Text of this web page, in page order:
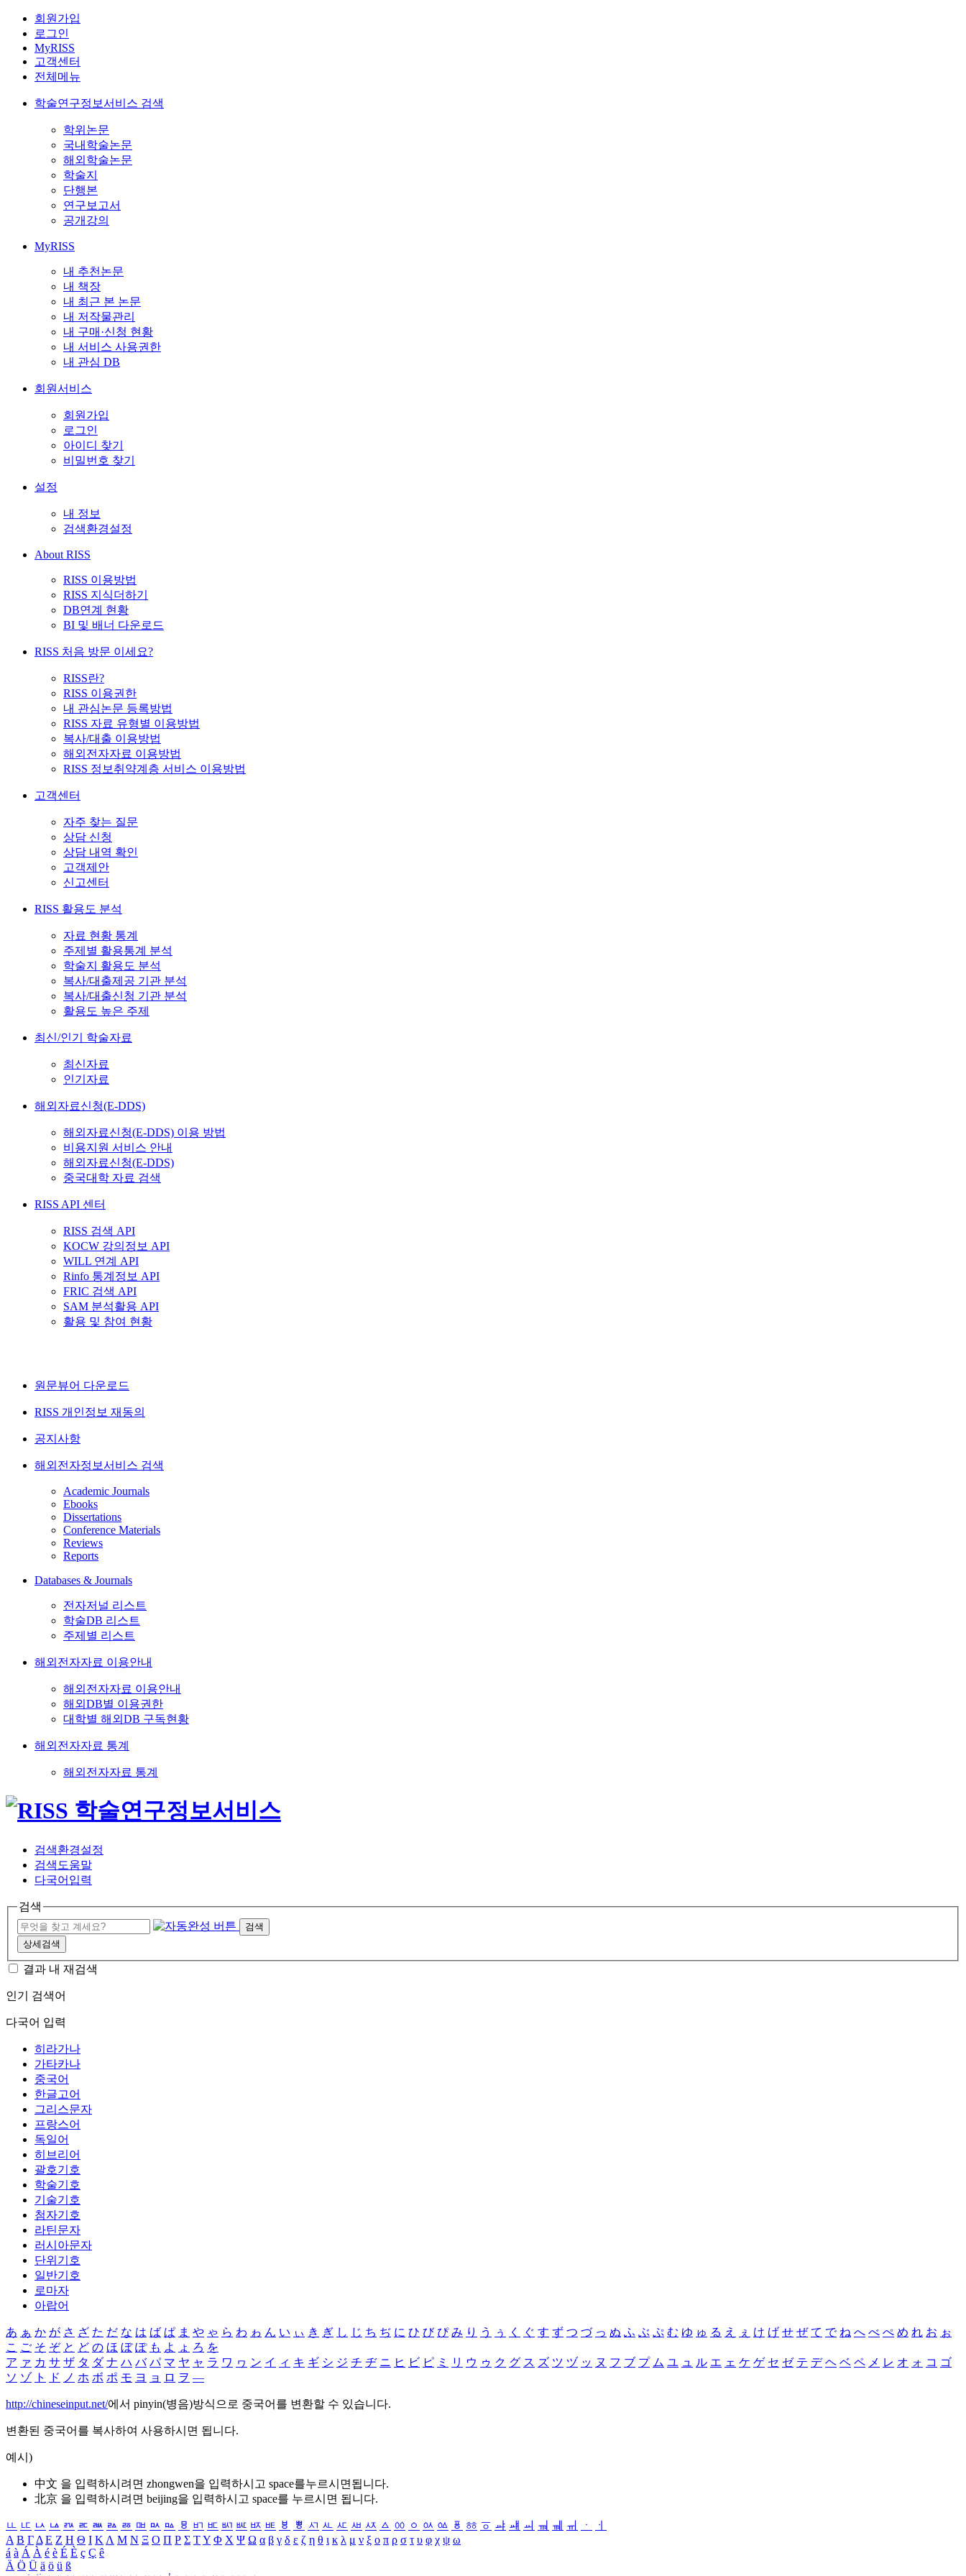
회원가입
로그인
MyRISS
고객센터
전체메뉴
학술연구정보서비스 검색
학위논문
국내학술논문
해외학술논문
학술지
단행본
연구보고서
공개강의
MyRISS
내 추천논문
내 책장
내 최근 본 논문
내 저작물관리
내 구매·신청 현황
내 서비스 사용권한
내 관심 DB
회원서비스
회원가입
로그인
아이디 찾기
비밀번호 찾기
설정
내 정보
검색환경설정
About RISS
RISS 이용방법
RISS 지식더하기
DB연계 현황
BI 및 배너 다운로드
RISS 처음 방문 이세요?
RISS란?
RISS 이용권한
내 관심논문 등록방법
RISS 자료 유형별 이용방법
복사/대출 이용방법
해외전자자료 이용방법
RISS 정보취약계층 서비스 이용방법
고객센터
자주 찾는 질문
상담 신청
상담 내역 확인
고객제안
신고센터
RISS 활용도 분석
자료 현황 통계
주제별 활용통계 분석
학술지 활용도 분석
복사/대출제공 기관 분석
복사/대출신청 기관 분석
활용도 높은 주제
최신/인기 학술자료
최신자료
인기자료
해외자료신청(E-DDS)
해외자료신청(E-DDS) 이용 방법
비용지원 서비스 안내
해외자료신청(E-DDS)
중국대학 자료 검색
RISS API 센터
RISS 검색 API
KOCW 강의정보 API
WILL 연계 API
Rinfo 통계정보 API
FRIC 검색 API
SAM 분석활용 API
활용 및 참여 현황
원문뷰어 다운로드
RISS 개인정보 재동의
공지사항
해외전자정보서비스 검색
Academic Journals
Ebooks
Dissertations
Conference Materials
Reviews
Reports
Databases & Journals
전자저널 리스트
학술DB 리스트
주제별 리스트
해외전자자료 이용안내
해외전자자료 이용안내
해외DB별 이용권한
대학별 해외DB 구독현황
해외전자자료 통계
해외전자자료 통계
검색환경설정
검색도움말
다국어입력
검색
검색
상세검색
결과 내 재검색
인기 검색어
다국어 입력
히라가나
가타카나
중국어
한글고어
그리스문자
프랑스어
독일어
히브리어
괄호기호
학술기호
기술기호
첨자기호
라틴문자
러시아문자
단위기호
일반기호
로마자
아랍어
あ ぁ か が さ ざ た だ な は ば ぱ ま や ゃ ら わ ゎ ん い ぃ き ぎ し じ ち ぢ に ひ び ぴ み り う ぅ く ぐ す ず つ づ っ ぬ ふ ぶ ぷ む ゆ ゅ る え ぇ け げ せ ぜ て で ね へ べ ぺ め れ お ぉ
こ ご そ ぞ と ど の ほ ぼ ぽ も よ ょ ろ を
ア ァ カ サ ザ タ ダ ナ ハ バ パ マ ヤ ャ ラ ワ ヮ ン イ ィ キ ギ シ ジ チ ヂ ニ ヒ ビ ピ ミ リ ウ ゥ ク グ ス ズ ツ ヅ ッ ヌ フ ブ プ ム ユ ュ ル エ ェ ケ ゲ セ ゼ テ デ ヘ ベ ペ メ レ オ ォ コ ゴ
ソ ゾ ト ド ノ ホ ボ ポ モ ヨ ョ ロ ヲ ―
http://chineseinput.net/에서 pinyin(병음)방식으로 중국어를 변환할 수 있습니다.
변환된 중국어를 복사하여 사용하시면 됩니다.
예시)
中文 을 입력하시려면 zhongwen을 입력하시고 space를누르시면됩니다.
北京 을 입력하시려면 beijing을 입력하시고 space를 누르시면 됩니다.
ㅥ ㅦ ㅧ ㅨ ㅩ ㅪ ㅫ ㅬ ㅭ ㅮ ㅯ ㅰ ㅱ ㅲ ㅳ ㅴ ㅵ ㅶ ㅷ ㅸ ㅹ ㅺ ㅻ ㅼ ㅽ ㅾ ㅿ ㆀ ㆁ ㆂ ㆃ ㆄ ㆅ ㆆ ㆇ ㆈ ㆉ ㆊ ㆋ ㆌ ㆍ
ㆎ
Α Β ΓΔ Ε Ζ Η Θ Ι ΚΛ Μ Ν Ξ Ο Π Ρ Σ ΤΥ Φ Χ Ψ Ω α β γ δ ε ζ η θ ι κ λ μ ν ξ ο π ρ σ τ υ φ χ ψ ω
á à Á À é è É È ç Ç ê
Ä Ö Ü ä ö ü ß